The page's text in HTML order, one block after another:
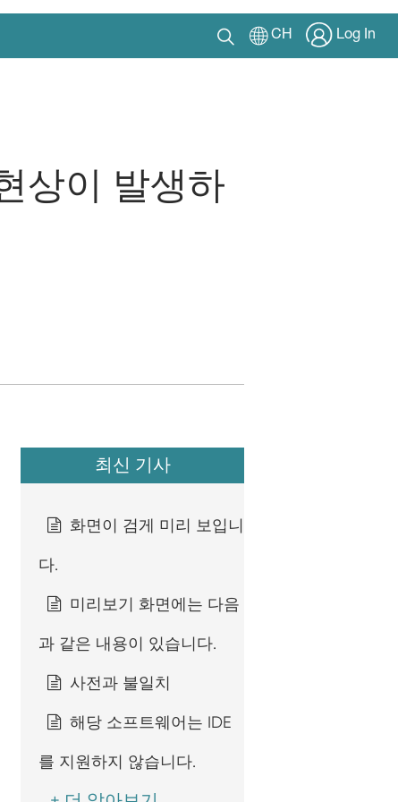
CH Log In
상이 발생하
최신 기사
화면이 검게 미리 보입니
다.
미리보기 화면에는 다음
과 같은 내용이 있습니다.
사전과 불일치
해당 소프트웨어는 IDE
를 지원하지 않습니다.